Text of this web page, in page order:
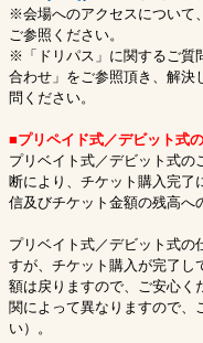
※会場へのアクセスについて
ご参照ください。
※「ドリパス」に関するご質
合わせ」をご参照頂き、解決
問ください。
■プリペイド式／デビット式
プリベイト式／デビット式の
断により、チケット購入完了
信及びチケット金額の残高へ
プリベイト式／デビット式の
すが、チケット購入が完了し
額は戻りますので、ご安心く
関によって異なりますので、
い）。